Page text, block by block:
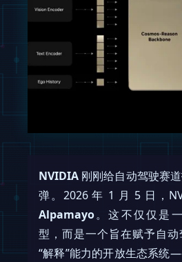
NVIDIA 刚刚给自动驾驶赛
弹。2026 年 1 月 5 日，
Alpamayo。这不仅仅是
型，而是一个旨在赋予自动
“解释”能力的开放生态系统